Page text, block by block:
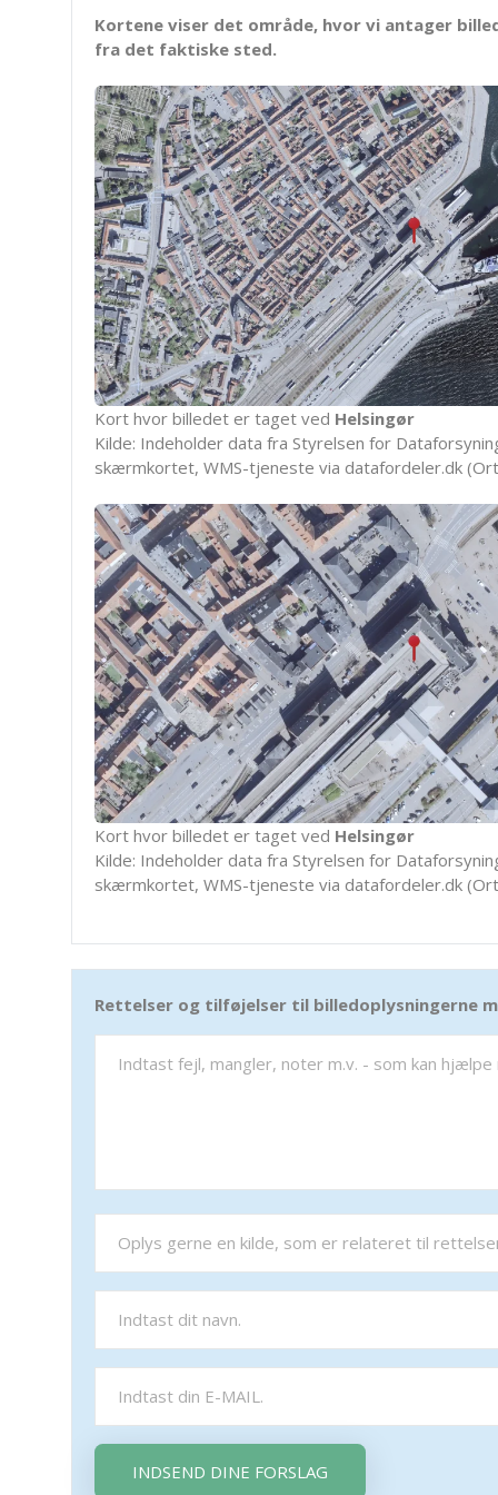
Kortene viser det område, hvor vi antager
fra det faktiske sted.
Kort hvor billedet er taget ved Helsingør
Kilde: Indeholder data fra Styrelsen for
skærmkortet, WMS-tjeneste via datafordeler.dk
Kort hvor billedet er taget ved Helsingør
Kilde: Indeholder data fra Styrelsen for
skærmkortet, WMS-tjeneste via datafordeler.dk
Rettelser og tilføjelser til billedoplysningerne
INDSEND DINE FORSLAG